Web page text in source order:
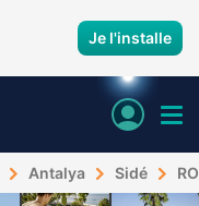
Je l'installe
Antalya Sidé